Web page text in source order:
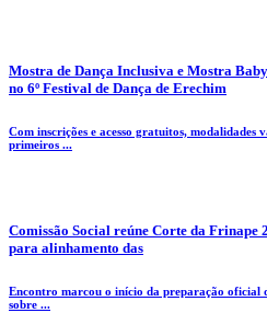
Mostra de Dança Inclusiva e Mostra
no 6º Festival de Dança de Erechim
Com inscrições e acesso gratuitos, modalidades
primeiros ...
Comissão Social reúne Corte da Frinape
para alinhamento das
Encontro marcou o início da preparação oficial
sobre ...